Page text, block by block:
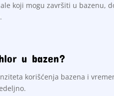
koji mogu završiti u bazenu,
u bazen?
korišćenja bazena i